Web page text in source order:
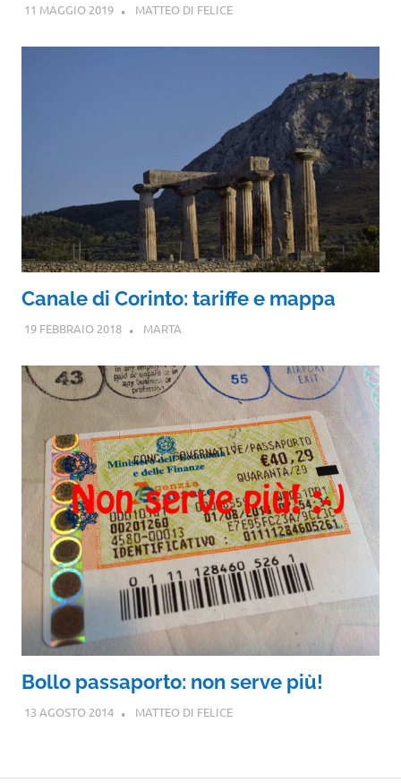
11 MAGGIO 2019 MATTEO DI FELICE
Canale di Corinto: tariffe e mappa
19 FEBBRAIO 2018 MARTA
Bollo passaporto: non serve più!
13 AGOSTO 2014 MATTEO DI FELICE